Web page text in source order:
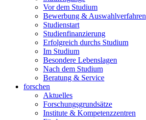
Vor dem Studium
Bewerbung & Auswahlverfahren
Studienstart
Studienfinanzierung
Erfolgreich durchs Studium
Im Studium
Besondere Lebenslagen
Nach dem Studium
Beratung & Service
forschen
Aktuelles
Forschungsgrundsätze
Institute & Kompetenzzentren